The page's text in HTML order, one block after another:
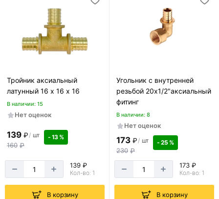
Тройник аксиальный
латунный 16 х 16 х 16
В наличии: 15
Нет оценок
139 ₽/ шт
160 ₽
- 13 %
139 ₽
Кол-во: 1
В корзину
Угольник с внутренней
резьбой 20х1/2"аксиальный
фитинг
В наличии: 8
Нет оценок
173 ₽/ шт
230 ₽
- 25 %
173 ₽
Кол-во: 1
В корзину